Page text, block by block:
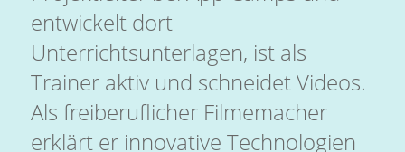
entwickelt dort
Unterrichtsunterlagen, ist als
Trainer aktiv und schneidet Videos.
Als freiberuflicher Filmemacher
erklärt er innovative Technologien